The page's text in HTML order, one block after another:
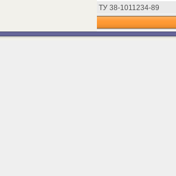
ТУ 38-1011234-89